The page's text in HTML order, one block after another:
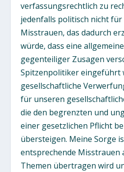
verfassungsrechtlich zu
jedenfalls politisch nicht für
Misstrauen, das dadurch
würde, dass eine
gegenteiliger Zusagen
Spitzenpolitiker eingeführt
gesellschaftliche
für unseren
die den begrenzten und
einer gesetzlichen Pflicht
übersteigen. Meine Sorge
entsprechende Misstrauen
Themen übertragen wird